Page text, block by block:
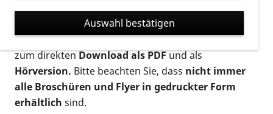
suchen. Die meisten Flyer und Broschüren werden in
verschiedenen Formaten angeboten: zur
postalischen Bestellung als gedruckte Variante
zum direktenDownload als PDFund als
Hörversion. Bitte beachten Sie, dass nicht immer
alle Broschüren und Flyer in gedruckter Form
erhältlich sind.
Auswahl bestätigen